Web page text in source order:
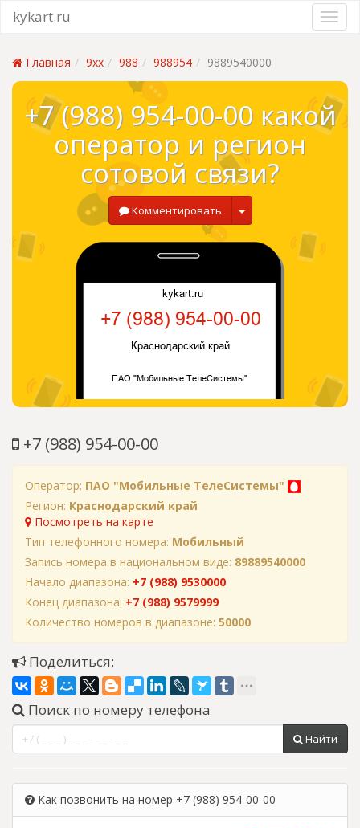
kykart.ru
Главная 9xx 988 988954 9889540000
+7 (988) 954-00-00 какой
оператор и регион
сотовой связи?
Комментировать
+7 (988) 954-00-00
Оператор: ПАО "Мобильные ТелеСистемы"
Регион: Краснодарский край
Посмотреть на карте
Тип телефонного номера: Мобильный
Запись номера в национальном виде: 89889540000
Начало диапазона: +7 (988) 9530000
Конец диапазона: +7 (988) 9579999
Количество номеров в диапазоне: 50000
Поделиться:
Поиск по номеру телефона
Найти
Как позвонить на номер +7 (988) 954-00-00